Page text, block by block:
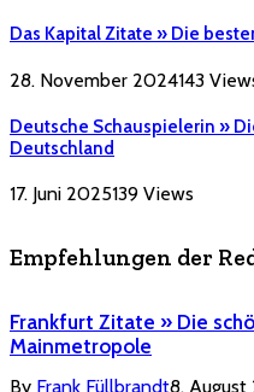
Das Kapital Zitate » Die
28. November 2024143
Deutsche Schauspielerin »
Deutschland
17. Juni 2025139 Views
Empfehlungen der
Frankfurt Zitate » Die
Mainmetropole
By Frank Füllbrandt8.